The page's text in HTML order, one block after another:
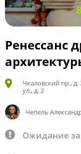
Ренессанс
Чкаловский пр.,
ул., д. 2
Чепель
Ожидание